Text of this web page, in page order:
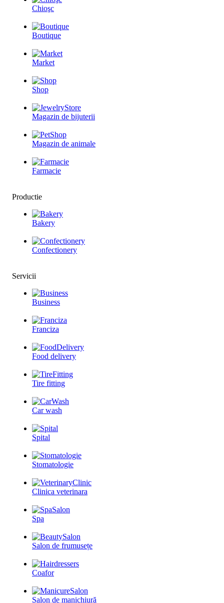
Chioşc
Boutique
Market
Shop
Magazin de bijuterii
Magazin de animale
Farmacie
Productie
Bakery
Confectionery
Servicii
Business
Franciza
Food delivery
Tire fitting
Car wash
Spital
Stomatologie
Clinica veterinara
Spa
Salon de frumusețe
Coafor
Salon de manichiură